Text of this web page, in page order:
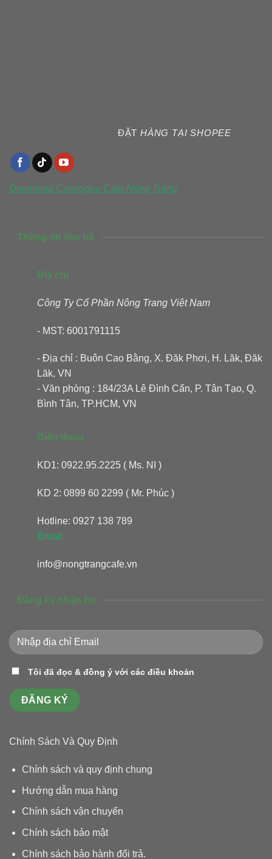
ĐẶT HÀNG TẠI SHOPEE
Download Catalogue Cafe Nông Trang
Thông tin liên hệ
Địa chỉ
Công Ty Cổ Phần Nông Trang Việt Nam
- MST: 6001791115
- Địa chỉ : Buôn Cao Bằng, X. Đăk Phơi, H. Lăk, Đăk
Lăk, VN
- Văn phòng : 184/23A Lê Đình Cẩn, P. Tân Tạo, Q.
Bình Tân, TP.HCM, VN
Điện thoại
KD1: 0922.95.2225 ( Ms. NI )
KD 2: 0899 60 2299 ( Mr. Phúc )
Hotline: 0927 138 789
Email
info@nongtrangcafe.vn
Đăng ký nhận tin
Tôi đã đọc & đồng ý với các điều khoản
Chính Sách Và Quy Định
Chính sách và quy định chung
Hướng dẫn mua hàng
Chính sách vận chuyển
Chính sách bảo mật
Chính sách bảo hành đổi trả.